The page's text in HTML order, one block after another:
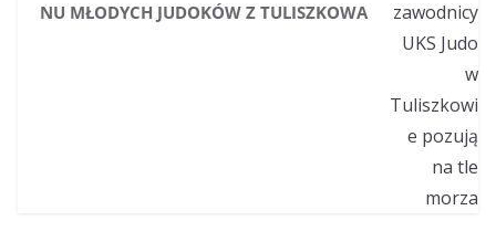
NU MŁODYCH JUDOKÓW Z TULISZKOWA